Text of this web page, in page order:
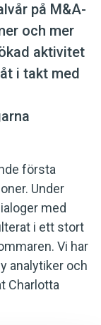
på M&A-
och mer
aktivitet
i takt med
första
Under
med
i ett stort
Vi har
analytiker och
Charlotta